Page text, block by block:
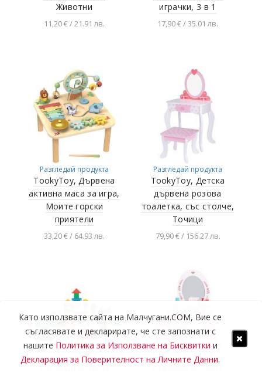
Като използвате сайта на Малчугани.COM, Вие се
съгласявате и декларирате, че сте запознати с
нашите Политика за Използване на Бисквитки и
Декларация за Поверителност на Личните Данни.
Животни
11,20 € / 21.91 лв.
играчки, 3 в 1
17,90 € / 35.01 лв.
Разгледай продукта
TookyToy, Дървена
активна маса за игра,
Моите горски
приятели
33,20 € / 64.93 лв.
Разгледай продукта
TookyToy, Детска
дървена розова
тоалетка, със столче,
Точици
79,90 € / 156.27 лв.